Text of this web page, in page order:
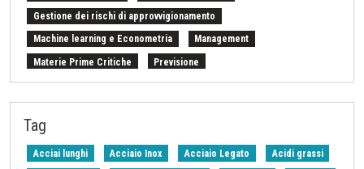
Gestione dei rischi di approvvigionamento
Machine learning e Econometria Management
Materie Prime Critiche Previsione
Procurement Intelligence Settimana Finanziaria Materie Prime
Tariffe sulle importazioni
Tag
Acciai lunghi Acciaio Inox Acciaio Legato Acidi grassi